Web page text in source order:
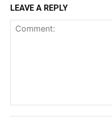
LEAVE A REPLY